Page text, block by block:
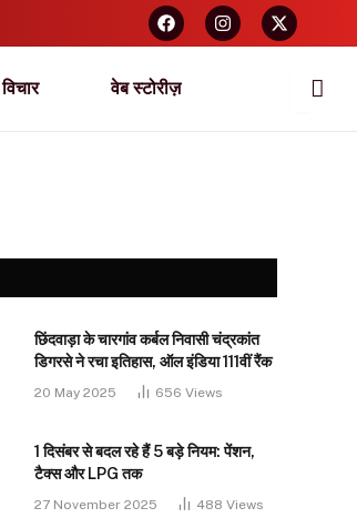
विचार वेब स्टोरीज़
छिंदवाड़ा के चारगांव कर्बल निवासी चंद्रकांत
डिगरसे ने रचा इतिहास, ऑल इंडिया 111वीं रैंक
20 May 2025 656 Views
1 दिसंबर से बदल रहे हैं 5 बड़े नियम: पेंशन,
टैक्स और LPG तक
27 November 2025 488 Views